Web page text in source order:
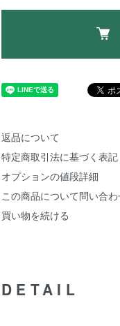
返品について
特定商取引法に基づく表記
オプションの値段詳細
この商品について問い合わ
買い物を続ける
DETAIL